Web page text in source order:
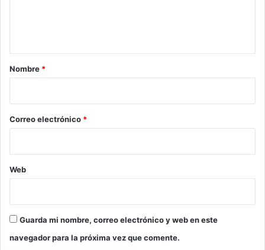
r
*
Nombre *
Correo electrónico *
Web
Guarda mi nombre, correo electrónico y web en este
navegador para la próxima vez que comente.